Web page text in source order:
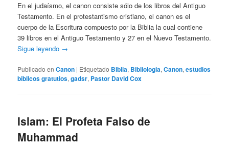
En el judaísmo, el canon consiste sólo de los libros del Antiguo
Testamento. En el protestantismo cristiano, el canon es el
cuerpo de la Escritura compuesto por la Biblia la cual contiene
39 libros en el Antiguo Testamento y 27 en el Nuevo Testamento.
Sigue leyendo →
Publicado en Canon | Etiquetado Biblia, Bibliologia,Canon,estudios
bíblicos gratutios,gadsr, Pastor David Cox
Islam: El Profeta Falso de
Muhammad